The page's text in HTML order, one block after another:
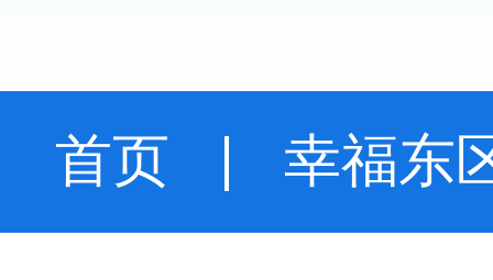
首页 幸福东